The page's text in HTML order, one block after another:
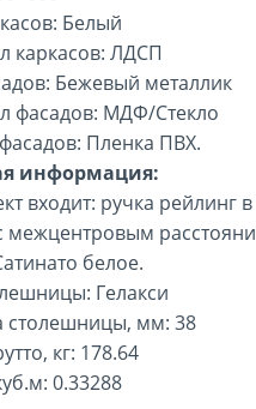
Белый
каркасов: ЛДСП
Бежевый металлик
фасадов: МДФ/Стекло
Пленка ПВХ.
информация:
входит: ручка рейлинг
межцентровым
белое.
Гелакси
столешницы, мм: 38
кг: 178.64
0.33288